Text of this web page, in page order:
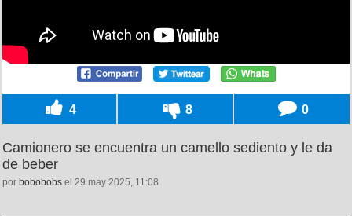
4 8 0
Camionero se encuentra un camello sediento y le da
de beber
por bobobobs el 29 may 2025, 11:08